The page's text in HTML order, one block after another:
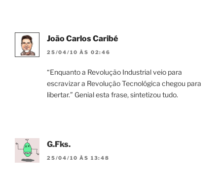
João Carlos Caribé
25/04/10 ÀS 02:46
“Enquanto a Revolução Industrial veio para
escravizar a Revolução Tecnológica chegou para
libertar.” Genial esta frase, sintetizou tudo.
G.Fks.
25/04/10 ÀS 13:48